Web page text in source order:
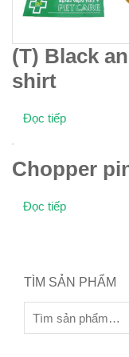
(T) Black
shirt
Đọc tiếp
Chopper
Đọc tiếp
TÌM SẢN PHẨM